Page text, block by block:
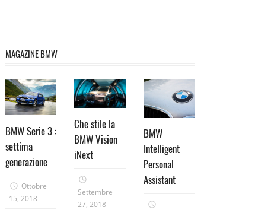
MAGAZINE BMW
BMW Serie 3 :
settima
generazione
Ottobre
15, 2018
Che stile la
BMW Vision
iNext
Settembre
27, 2018
BMW
Intelligent
Personal
Assistant